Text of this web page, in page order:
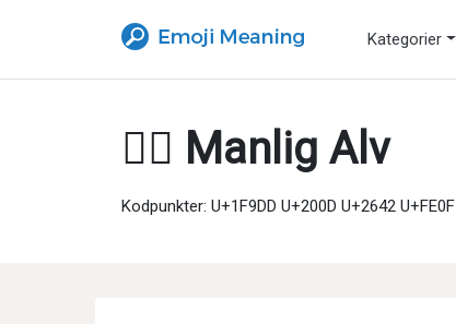
Kategorier
🧝‍♂️ Manlig Alv
Kodpunkter: U+1F9DD U+200D U+2642 U+FE0F